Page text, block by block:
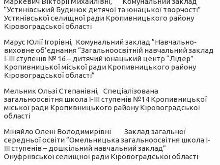
“Устинівський Будинок дитячої та юнацької творчості”
Устинівської селищної ради Кропивницького району
Кіровоградської області
Марус Юлії Ігорівні, Комунальний заклад “Навчально-
виховне об’єднання “Загальноосвітній навчальний заклад
І-ІІІ ступенів № 16 – дитячий юнацький центр “Лідер”
Кропивницької міської ради Кропивницького району
Кіровоградської області”
Мельник Ользі Степанівні, Спеціалізована
загальноосвітня школа І-ІІІ ступенів №14 Кропивницької
міської ради Кропивницького району Кіровоградської
області
Міняйло Олені Володимирівні Заклад загальної
середньої освіти “Омельницька загальноосвітня школа І-
ІІІ ступенів – дошкільний навчальний заклад”
Онуфріївської селищної ради Кіровоградської області